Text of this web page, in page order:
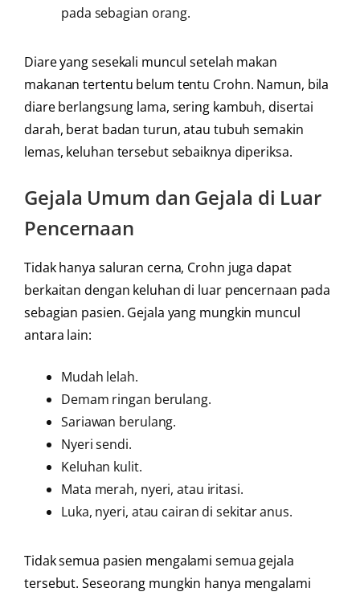
pada sebagian orang.
Diare yang sesekali muncul setelah makan
makanan tertentu belum tentu Crohn. Namun, bila
diare berlangsung lama, sering kambuh, disertai
darah, berat badan turun, atau tubuh semakin
lemas, keluhan tersebut sebaiknya diperiksa.
Gejala Umum dan Gejala di Luar
Pencernaan
Tidak hanya saluran cerna, Crohn juga dapat
berkaitan dengan keluhan di luar pencernaan pada
sebagian pasien. Gejala yang mungkin muncul
antara lain:
Mudah lelah.
Demam ringan berulang.
Sariawan berulang.
Nyeri sendi.
Keluhan kulit.
Mata merah, nyeri, atau iritasi.
Luka, nyeri, atau cairan di sekitar anus.
Tidak semua pasien mengalami semua gejala
tersebut. Seseorang mungkin hanya mengalami